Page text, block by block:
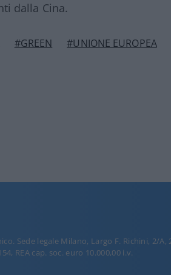
dalla Cina.
#GREEN #UNIONE EUROPEA
Sede legale Milano, Largo F. Richini, 2/A,
REA cap. soc. euro 10.000,00 i.v.